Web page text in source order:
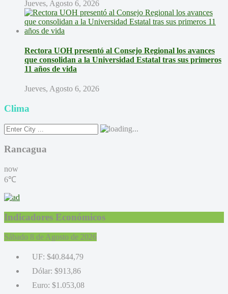
Jueves, Agosto 6, 2026
Rectora UOH presentó al Consejo Regional los avances
que consolidan a la Universidad Estatal tras sus primeros
11 años de vida
Jueves, Agosto 6, 2026
Clima
Rancagua
now
6℃
Indicadores Económicos
Sábado 8 de Agosto de 2026
UF: $40.844,79
Dólar: $913,86
Euro: $1.053,08